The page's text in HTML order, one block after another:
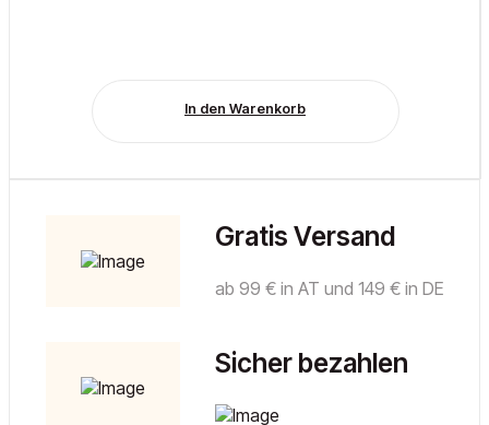
In den Warenkorb
Gratis Versand
ab 99 € in AT und 149 € in DE
Sicher bezahlen